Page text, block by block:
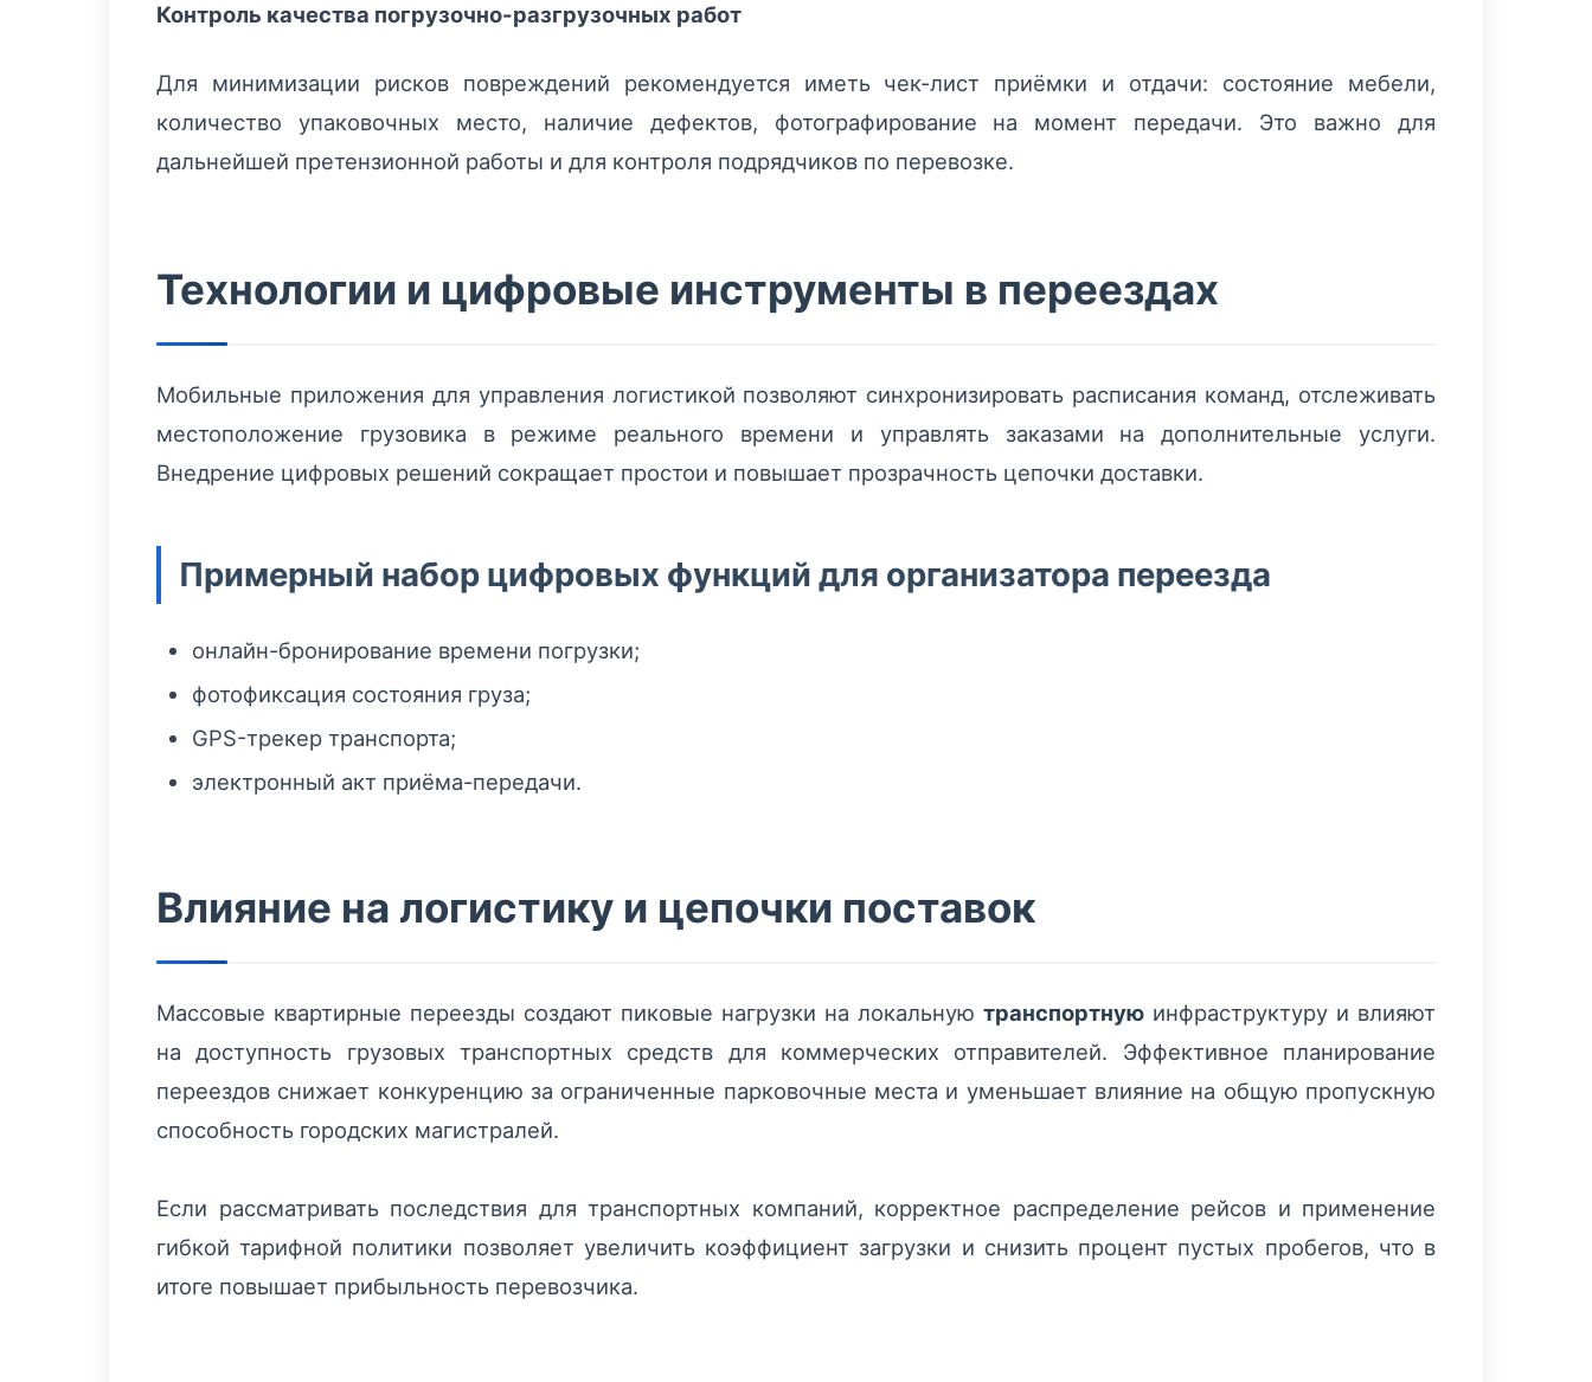
Контроль качества погрузочно-разгрузочных работ
Для минимизации рисков повреждений рекомендуется иметь чек-лист приёмки и отдачи: состояние мебели,
количество упаковочных место, наличие дефектов, фотографирование на момент передачи. Это важно для
дальнейшей претензионной работы и для контроля подрядчиков по перевозке.
Технологии и цифровые инструменты в переездах
Мобильные приложения для управления логистикой позволяют синхронизировать расписания команд, отслеживать
местоположение грузовика в режиме реального времени и управлять заказами на дополнительные услуги.
Внедрение цифровых решений сокращает простои и повышает прозрачность цепочки доставки.
Примерный набор цифровых функций для организатора переезда
онлайн-бронирование времени погрузки;
фотофиксация состояния груза;
GPS-трекер транспорта;
электронный акт приёма-передачи.
Влияние на логистику и цепочки поставок
Массовые квартирные переезды создают пиковые нагрузки на локальную транспортную инфраструктуру и влияют
на доступность грузовых транспортных средств для коммерческих отправителей. Эффективное планирование
переездов снижает конкуренцию за ограниченные парковочные места и уменьшает влияние на общую пропускную
способность городских магистралей.
Если рассматривать последствия для транспортных компаний, корректное распределение рейсов и применение
гибкой тарифной политики позволяет увеличить коэффициент загрузки и снизить процент пустых пробегов, что в
итоге повышает прибыльность перевозчика.